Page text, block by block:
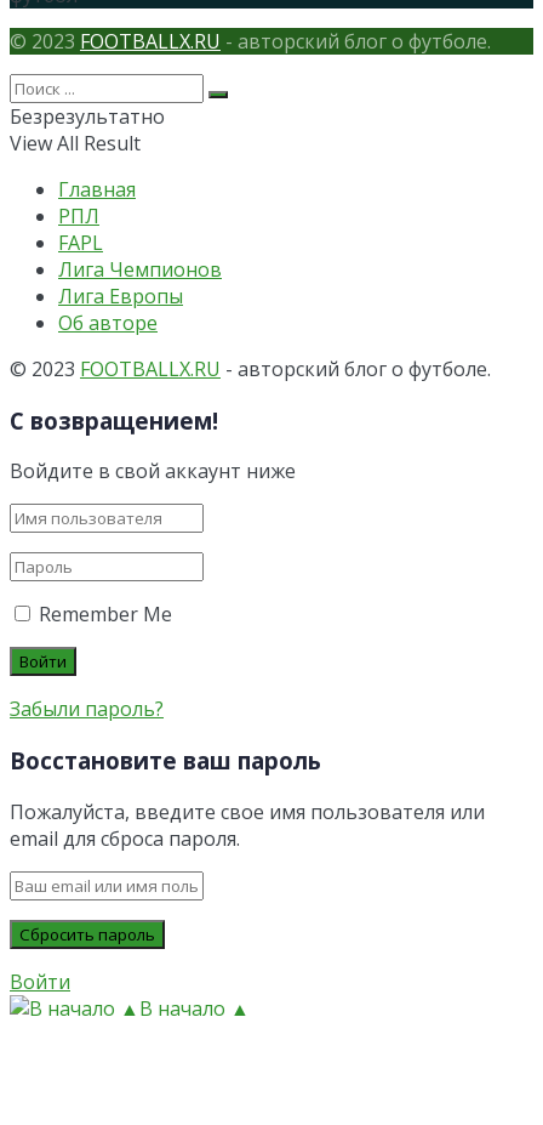
© 2023 FOOTBALLX.RU - авторский блог о футболе.
Безрезультатно
View All Result
Главная
РПЛ
FAPL
Лига Чемпионов
Лига Европы
Об авторе
© 2023 FOOTBALLX.RU - авторский блог о футболе.
С возвращением!
Войдите в свой аккаунт ниже
Remember Me
Забыли пароль?
Восстановите ваш пароль
Пожалуйста, введите свое имя пользователя или
email для сброса пароля.
Войти
В начало ▲